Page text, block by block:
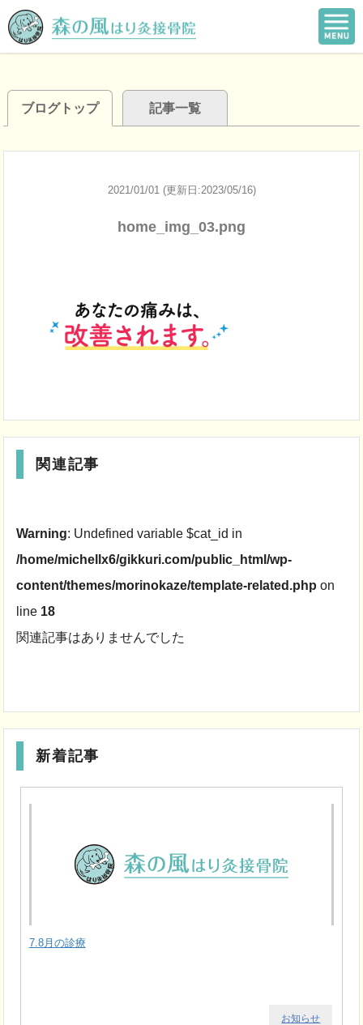
ブログトップ 記事一覧
2021/01/01 (更新日:2023/05/16)
home_img_03.png
関連記事
Warning: Undefined variable $cat_id in
/home/michellx6/gikkuri.com/public_html/wp-
content/themes/morinokaze/template-related.php on
line 18
関連記事はありませんでした
新着記事
7.8月の診療
お知らせ